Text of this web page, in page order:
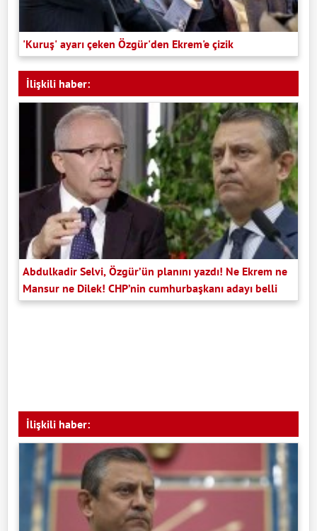
'Kuruş' ayarı çeken Özgür'den Ekrem'e çizik
İlişkili haber:
Abdulkadir Selvi, Özgür’ün planını yazdı! Ne Ekrem ne
Mansur ne Dilek! CHP’nin cumhurbaşkanı adayı belli
İlişkili haber: